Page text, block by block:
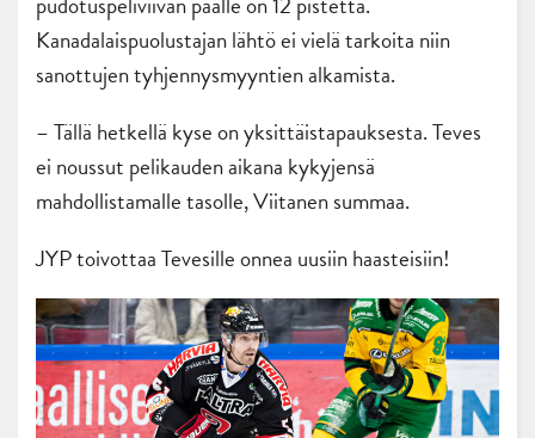
Kanadalaispuolustajan lähtö ei vielä tarkoita niin
sanottujen tyhjennysmyyntien alkamista.
– Tällä hetkellä kyse on yksittäistapauksesta. Teves
ei noussut pelikauden aikana kykyjensä
mahdollistamalle tasolle, Viitanen summaa.
JYP toivottaa Tevesille onnea uusiin haasteisiin!